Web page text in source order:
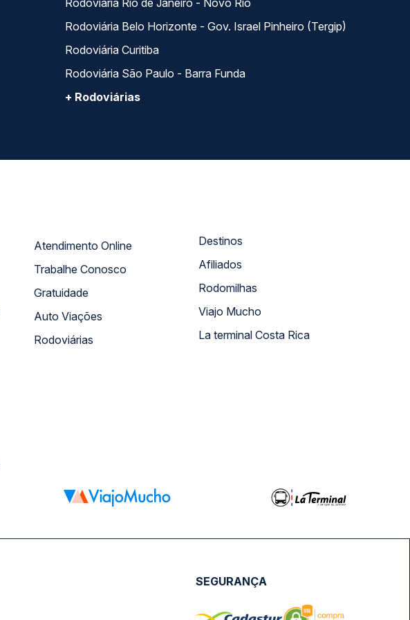
Rodoviária Rio de Janeiro - Novo Rio
Rodoviária Belo Horizonte - Gov. Israel Pinheiro (Tergip)
Rodoviária Curitiba
Rodoviária São Paulo - Barra Funda
+ Rodoviárias
Atendimento Online
Trabalhe Conosco
Gratuidade
Auto Viações
Rodoviárias
Destinos
Afiliados
Rodomilhas
Viajo Mucho
La terminal Costa Rica
SEGURANÇA